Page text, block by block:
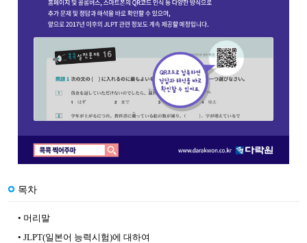
목차
• 머리말
• JLPT(일본어 능력시험)에 대하여